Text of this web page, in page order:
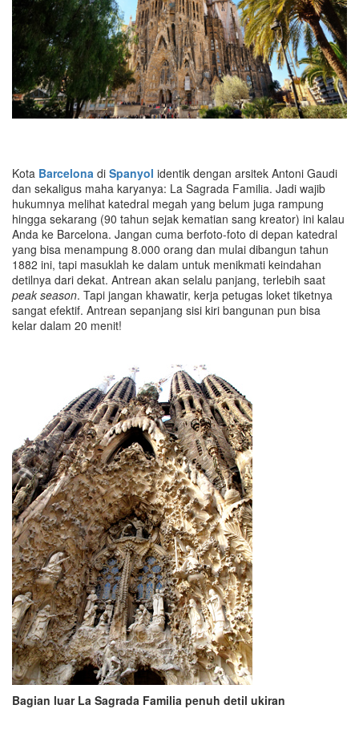
Kota Barcelona di Spanyol identik dengan arsitek Antoni Gaudi
dan sekaligus maha karyanya: La Sagrada Familia. Jadi wajib
hukumnya melihat katedral megah yang belum juga rampung
hingga sekarang (90 tahun sejak kematian sang kreator) ini kalau
Anda ke Barcelona. Jangan cuma berfoto-foto di depan katedral
yang bisa menampung 8.000 orang dan mulai dibangun tahun
1882 ini, tapi masuklah ke dalam untuk menikmati keindahan
detilnya dari dekat. Antrean akan selalu panjang, terlebih saat
peak season. Tapi jangan khawatir, kerja petugas loket tiketnya
sangat efektif. Antrean sepanjang sisi kiri bangunan pun bisa
kelar dalam 20 menit!
Bagian luar La Sagrada Familia penuh detil ukiran